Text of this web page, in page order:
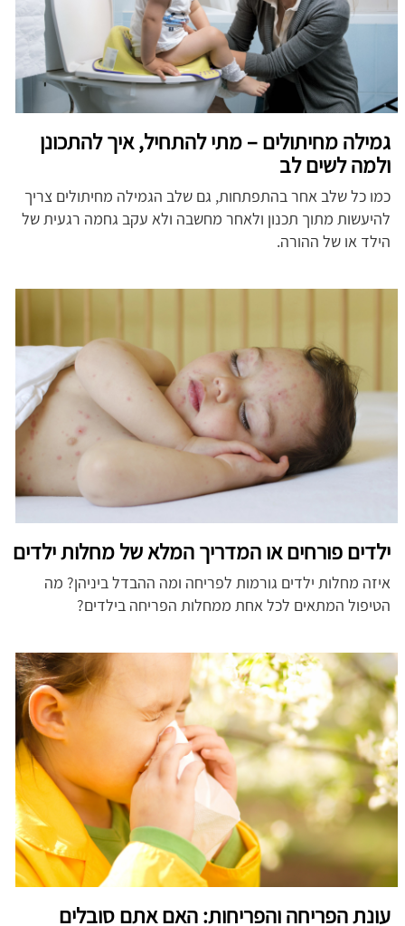
גמילה מחיתולים – מתי להתחיל, איך להתכונן
ולמה לשים לב
כמו כל שלב אחר בהתפתחות, גם שלב הגמילה מחיתולים צריך
להיעשות מתוך תכנון ולאחר מחשבה ולא עקב גחמה רגעית של
הילד או של ההורה.
ילדים פורחים או המדריך המלא של מחלות ילדים
איזה מחלות ילדים גורמות לפריחה ומה ההבדל ביניהן? מה
הטיפול המתאים לכל אחת ממחלות הפריחה בילדים?
עונת הפריחה והפריחות: האם אתם סובלים